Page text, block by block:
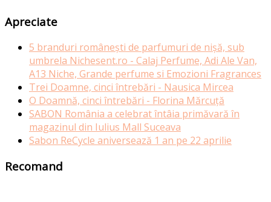
Apreciate
5 branduri românești de parfumuri de nișă, sub
umbrela Nichesent.ro - Calaj Perfume, Adi Ale Van,
A13 Niche, Grande perfume si Emozioni Fragrances
Trei Doamne, cinci întrebări - Nausica Mircea
O Doamnă, cinci întrebări - Florina Mărcuță
SABON România a celebrat întâia primăvară în
magazinul din Iulius Mall Suceava
Sabon ReCycle aniversează 1 an pe 22 aprilie
Recomand